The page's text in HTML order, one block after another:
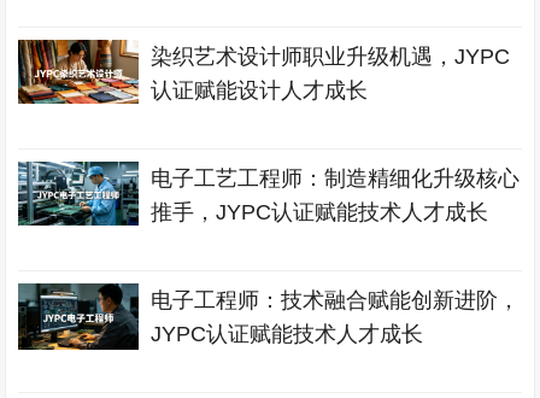
染织艺术设计师职业升级机遇，JYPC
认证赋能设计人才成长
电子工艺工程师：制造精细化升级核心
推手，JYPC认证赋能技术人才成长
电子工程师：技术融合赋能创新进阶，
JYPC认证赋能技术人才成长